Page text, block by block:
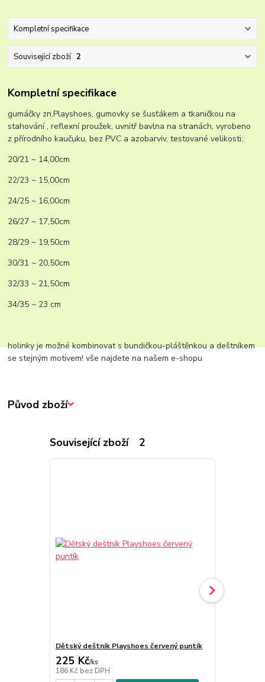
Kompletní specifikace
Související zboží 2
Kompletní specifikace
gumáčky zn.Playshoes, gumovky se šusťákem a tkaničkou na
stahování , reflexní proužek, uvnitř bavlna na stranách, vyrobeno
z přírodního kaučuku, bez PVC a azobarviv, testované velikosti:
20/21 ~ 14,00cm
22/23 ~ 15,00cm
24/25 ~ 16,00cm
26/27 ~ 17,50cm
28/29 ~ 19,50cm
30/31 ~ 20,50cm
32/33 ~ 21,50cm
34/35 ~ 23 cm
holinky je možné kombinovat s bundičkou-pláštěnkou a deštníkem
se stejným motivem! vše najdete na našem e-shopu
Původ zboží
Související zboží 2
Dětský deštník Playshoes červený puntík
225 Kč/ks
186 Kč bez DPH